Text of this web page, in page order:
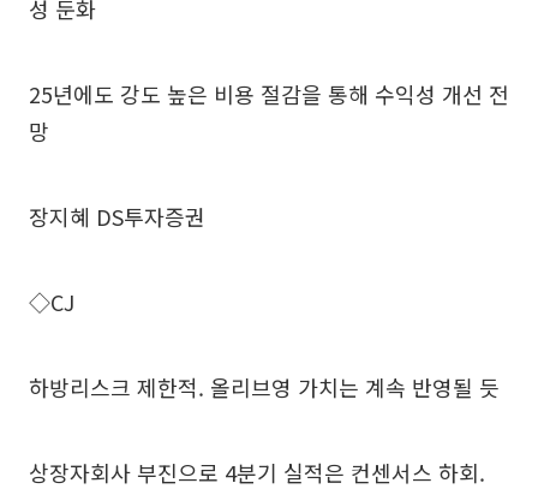
성 둔화
25년에도 강도 높은 비용 절감을 통해 수익성 개선 전
망
장지혜 DS투자증권
◇CJ
하방리스크 제한적. 올리브영 가치는 계속 반영될 듯
상장자회사 부진으로 4분기 실적은 컨센서스 하회.